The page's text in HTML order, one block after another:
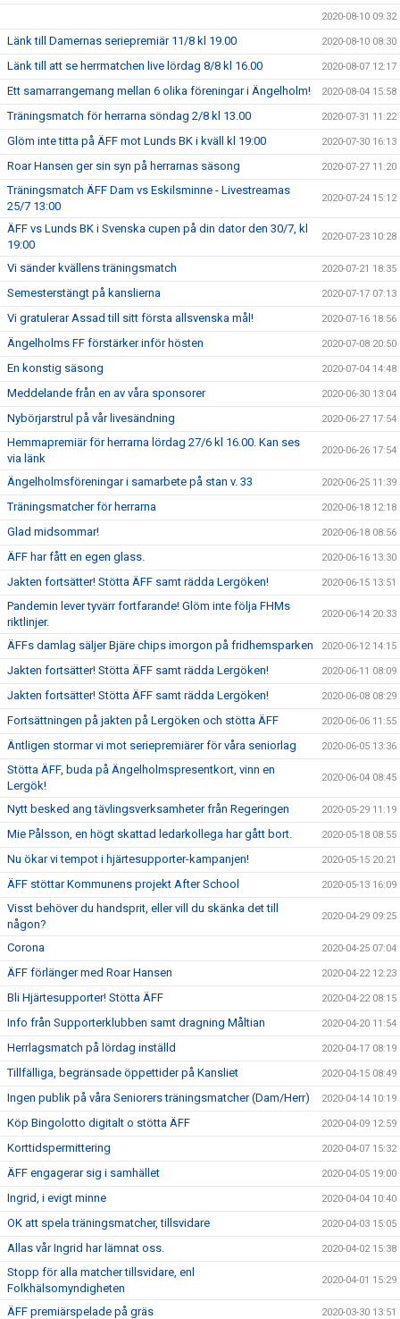
2020-08-10 09:32
Länk till Damernas seriepremiär 11/8 kl 19.00 2020-08-10 08:30
Länk till att se herrmatchen live lördag 8/8 kl 16.00 2020-08-07 12:17
Ett samarrangemang mellan 6 olika föreningar i Ängelholm! 2020-08-04 15:58
Träningsmatch för herrarna söndag 2/8 kl 13.00 2020-07-31 11:22
Glöm inte titta på ÄFF mot Lunds BK i kväll kl 19:00 2020-07-30 16:13
Roar Hansen ger sin syn på herrarnas säsong 2020-07-27 11:20
Träningsmatch ÄFF Dam vs Eskilsminne - Livestreamas
25/7 13:00
2020-07-24 15:12
ÄFF vs Lunds BK i Svenska cupen på din dator den 30/7, kl
19:00
2020-07-23 10:28
Vi sänder kvällens träningsmatch 2020-07-21 18:35
Semesterstängt på kanslierna 2020-07-17 07:13
Vi gratulerar Assad till sitt första allsvenska mål! 2020-07-16 18:56
Ängelholms FF förstärker inför hösten 2020-07-08 20:50
En konstig säsong 2020-07-04 14:48
Meddelande från en av våra sponsorer 2020-06-30 13:04
Nybörjarstrul på vår livesändning 2020-06-27 17:54
Hemmapremiär för herrarna lördag 27/6 kl 16.00. Kan ses
via länk
2020-06-26 17:54
Ängelholmsföreningar i samarbete på stan v. 33 2020-06-25 11:39
Träningsmatcher för herrarna 2020-06-18 12:18
Glad midsommar! 2020-06-18 08:56
ÄFF har fått en egen glass. 2020-06-16 13:30
Jakten fortsätter! Stötta ÄFF samt rädda Lergöken! 2020-06-15 13:51
Pandemin lever tyvärr fortfarande! Glöm inte följa FHMs
riktlinjer.
2020-06-14 20:33
ÄFFs damlag säljer Bjäre chips imorgon på fridhemsparken 2020-06-12 14:15
Jakten fortsätter! Stötta ÄFF samt rädda Lergöken! 2020-06-11 08:09
Jakten fortsätter! Stötta ÄFF samt rädda Lergöken! 2020-06-08 08:29
Fortsättningen på jakten på Lergöken och stötta ÄFF 2020-06-06 11:55
Äntligen stormar vi mot seriepremiärer för våra seniorlag 2020-06-05 13:36
Stötta ÄFF, buda på Ängelholmspresentkort, vinn en
Lergök!
2020-06-04 08:45
Nytt besked ang tävlingsverksamheter från Regeringen 2020-05-29 11:19
Mie Pålsson, en högt skattad ledarkollega har gått bort. 2020-05-18 08:55
Nu ökar vi tempot i hjärtesupporter-kampanjen! 2020-05-15 20:21
ÄFF stöttar Kommunens projekt After School 2020-05-13 16:09
Visst behöver du handsprit, eller vill du skänka det till
någon?
2020-04-29 09:25
Corona 2020-04-25 07:04
ÄFF förlänger med Roar Hansen 2020-04-22 12:23
Bli Hjärtesupporter! Stötta ÄFF 2020-04-22 08:15
Info från Supporterklubben samt dragning Måltian 2020-04-20 11:54
Herrlagsmatch på lördag inställd 2020-04-17 08:19
Tillfälliga, begränsade öppettider på Kansliet 2020-04-15 08:49
Ingen publik på våra Seniorers träningsmatcher (Dam/Herr) 2020-04-14 10:19
Köp Bingolotto digitalt o stötta ÄFF 2020-04-09 12:59
Korttidspermittering 2020-04-07 15:32
ÄFF engagerar sig i samhället 2020-04-05 19:00
Ingrid, i evigt minne 2020-04-04 10:40
OK att spela träningsmatcher, tillsvidare 2020-04-03 15:05
Allas vår Ingrid har lämnat oss. 2020-04-02 15:38
Stopp för alla matcher tillsvidare, enl
Folkhälsomyndigheten
2020-04-01 15:29
ÄFF premiärspelade på gräs 2020-03-30 13:51